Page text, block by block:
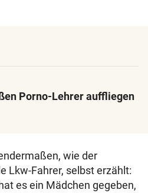
Porno-Lehrer auffliegen
wie der
Lkw-Fahrer, selbst erzählt:
es ein Mädchen gegeben,